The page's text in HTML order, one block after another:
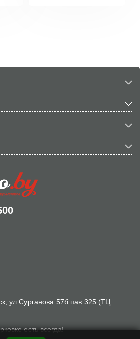
ул.Сурганова 57б пав 325 (ТЦ
есть всегда!